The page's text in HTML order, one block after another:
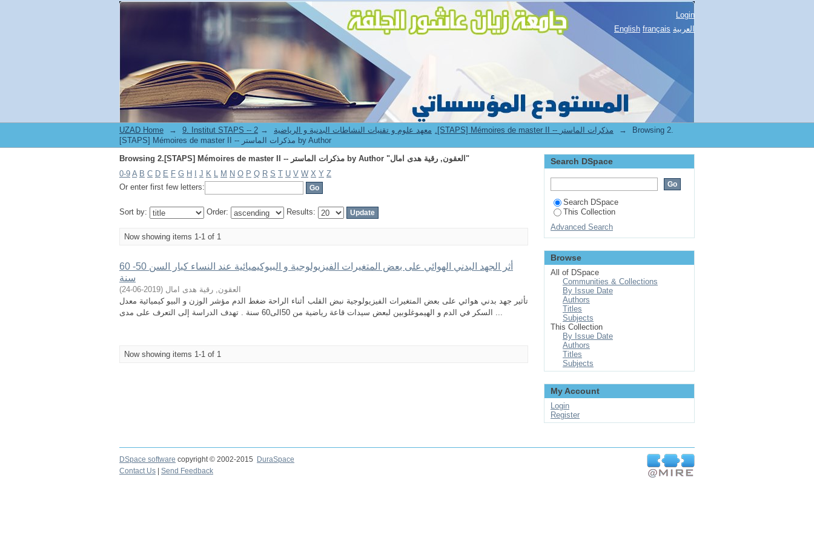
Browsing 2.[STAPS] Mémoires de master II -- مذكرات الماستر by Author "العقون, رقية هدى امال"
Login
English français العربية
UZAD Home → 9. Institut STAPS -- معهد علوم و تقنيات النشاطات البدنية و الرياضية → 2.[STAPS] Mémoires de master II -- مذكرات الماستر →
Browsing 2.
[STAPS] Mémoires de master II -- مذكرات الماستر by Author
Browsing 2.[STAPS] Mémoires de master II -- مذكرات الماستر by Author "العقون, رقية هدى امال"
0-9 A B C D E F G H J K L M N O P Q R S T U V W X Y Z
Or enter first few letters:
Sort by: Order: Results:
Now showing items 1-1 of 1
أثر الجهد البدني الهوائي على بعض المتغيرات الفيزيولوجية و البيوكيميائية عند النساء كبار السن 50- 60
سنة
العقون, رقية هدى امال (
2019-06-24
)
تأثير جهد بدني هوائي على بعض المتغيرات الفيزيولوجية نبض القلب أثناء الراحة ضغط الدم مؤشر الوزن و البيو كيميائية معدل
السكر في الدم و الهيموغلوبين لبعض سيدات قاعة رياضية من 50الى60 سنة . تهدف الدراسة إلى التعرف على مدى ...
Now showing items 1-1 of 1
Search DSpace
Search DSpace
This Collection
Advanced Search
Browse
All of DSpace
Communities & Collections
By Issue Date
Authors
Titles
Subjects
This Collection
By Issue Date
Authors
Titles
Subjects
My Account
Login
Register
DSpace software copyright © 2002-2015
DuraSpace
Contact Us
Send Feedback